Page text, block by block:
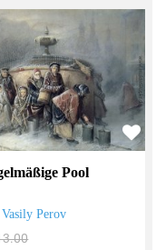
Pool
Vasily Perov